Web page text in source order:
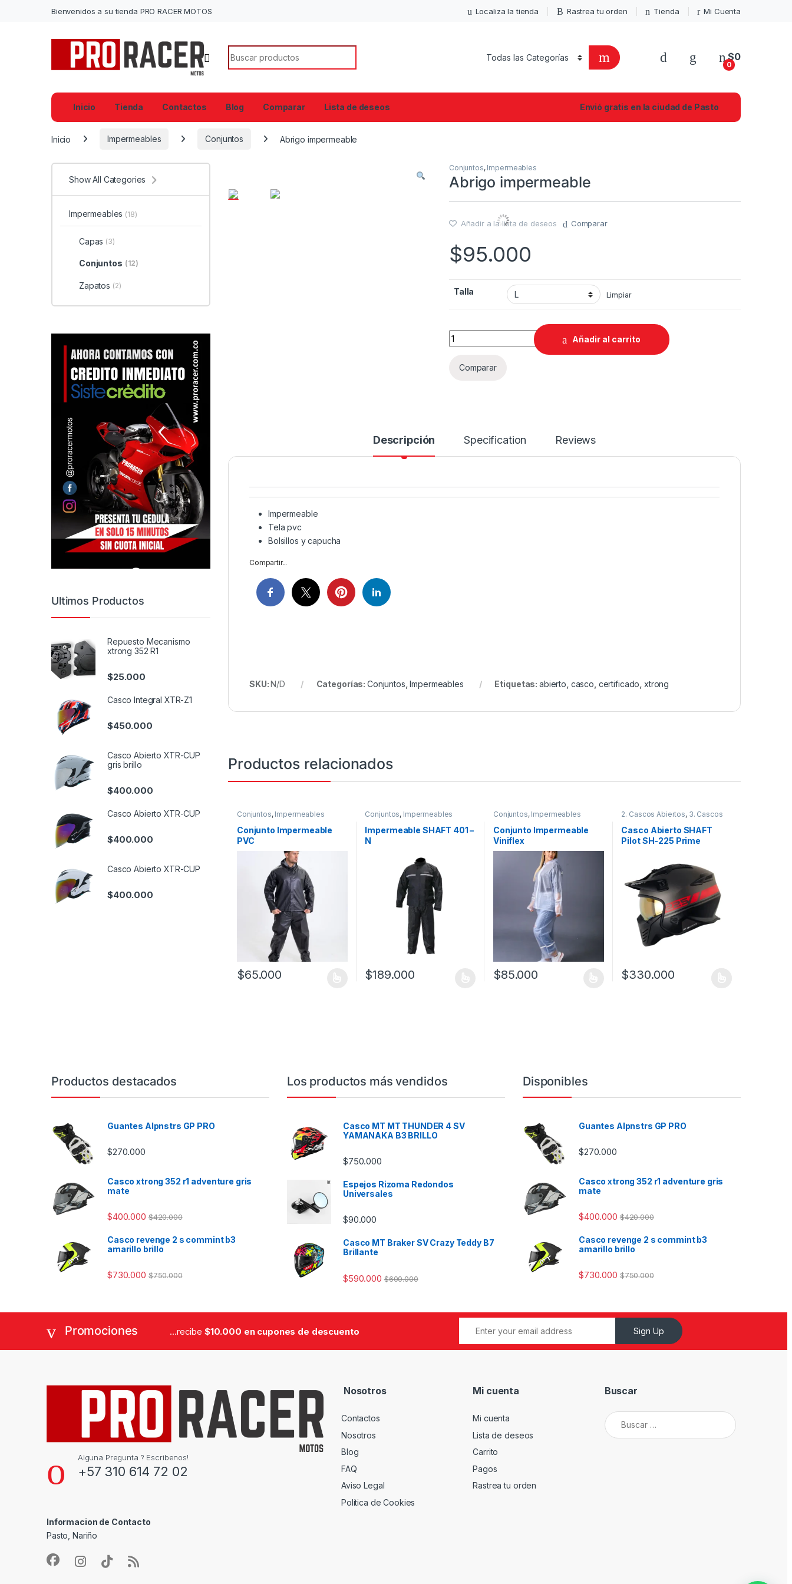
Bienvenidos a su tienda PRO RACER MOTOS Localiza la tienda Rastrea tu orden Tienda Mi Cuenta
Search for:
0
$0
Inicio Tienda Contactos Blog Comparar Lista de deseos Envió gratis en la ciudad de Pasto
Inicio Impermeables Conjuntos Abrigo impermeable
Conjuntos, Impermeables
Abrigo impermeable
Añadir a la lista de deseos Comparar
$95.000
Talla Limpiar
Abrigo impermeable quantity
Añadir al carrito
Comparar
Descripción Specification Reviews
Impermeable
Tela pvc
Bolsillos y capucha
Compartir...
SKU:N/D Categorías: Conjuntos ,Impermeables Etiquetas: abierto casco certificado xtrong
Productos relacionados
Conjuntos, Impermeables
Conjunto Impermeable
PVC
$65.000
Conjuntos, Impermeables
Impermeable SHAFT 401 –
N
$189.000
Conjuntos, Impermeables
Conjunto Impermeable
Viniflex
$85.000
2. Cascos Abiertos, 3. Cascos
,
Casco Abierto SHAFT
Pilot SH-225 Prime
$330.000
Show All Categories
Impermeables (18)
Capas (3)
Conjuntos (12)
Zapatos (2)
Ultimos Productos
Repuesto Mecanismo
xtrong 352 R1
$25.000
Casco Integral XTR-Z1
$450.000
Casco Abierto XTR-CUP
gris brillo
$400.000
Casco Abierto XTR-CUP
$400.000
Casco Abierto XTR-CUP
$400.000
Productos destacados
Guantes Alpnstrs GP PRO
$270.000
Casco xtrong 352 r1 adventure gris
mate
$400.000 $420.000
Casco revenge 2 s commint b3
amarillo brillo
$730.000 $750.000
Los productos más vendidos
Casco MT MT THUNDER 4 SV
YAMANAKA B3 BRILLO
$750.000
Espejos Rizoma Redondos
Universales
$90.000
Casco MT Braker SV Crazy Teddy B7
Brillante
$590.000 $600.000
Disponibles
Guantes Alpnstrs GP PRO
$270.000
Casco xtrong 352 r1 adventure gris
mate
$400.000 $420.000
Casco revenge 2 s commint b3
amarillo brillo
$730.000 $750.000
Promociones ...recibe $10.000 en cupones de descuento Sign Up
Alguna Pregunta ? Escribenos!
+57 310 614 72 02
Informacion de Contacto
Pasto, Nariño
Nosotros
Contactos
Nosotros
Blog
FAQ
Aviso Legal
Política de Cookies
Mi cuenta
Mi cuenta
Lista de deseos
Carrito
Pagos
Rastrea tu orden
Buscar
Buscar: